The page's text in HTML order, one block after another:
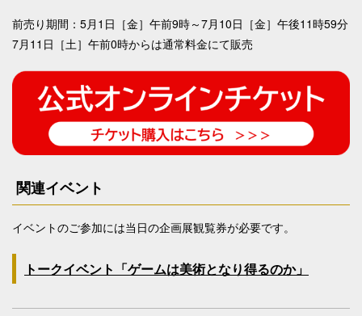
前売り期間：5月1日［金］午前9時～7月10日［金］午後11時59分
7月11日［土］午前0時からは通常料金にて販売
関連イベント
イベントのご参加には当日の企画展観覧券が必要です。
トークイベント「ゲームは美術となり得るのか」